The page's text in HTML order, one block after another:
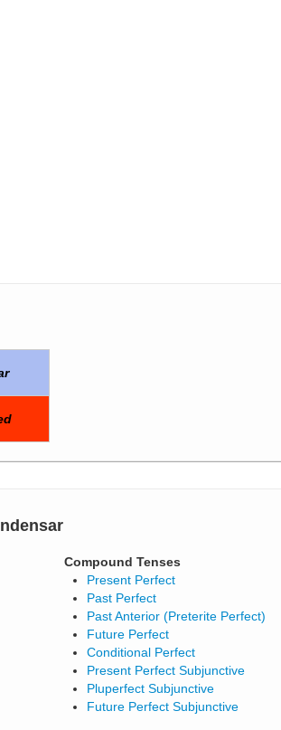
Compound Tenses
Present Perfect
Past Perfect
Past Anterior (Preterite Perfect)
Future Perfect
Conditional Perfect
Present Perfect Subjunctive
Pluperfect Subjunctive
Future Perfect Subjunctive